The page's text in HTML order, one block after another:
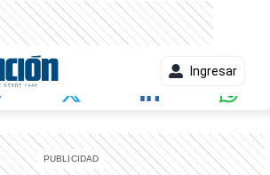
Ingresar